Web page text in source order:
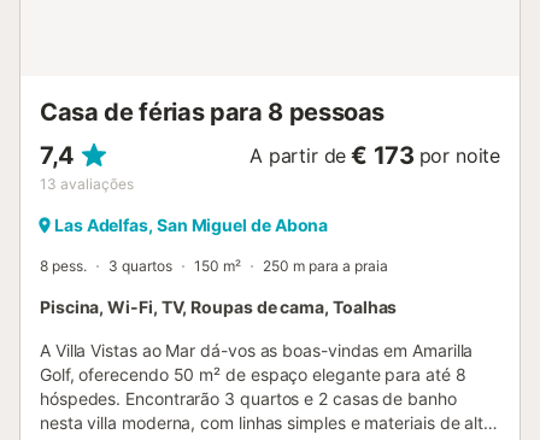
Casa de férias para 8 pessoas
7,4
13 avaliações
A partir de € 173 por noite
Las Adelfas, San Miguel de Abona
8 pess. 3 quartos 150 m² 250 m para a praia
Piscina, Wi-Fi, TV, Roupas de cama, Toalhas
A Villa Vistas ao Mar dá-vos as boas-vindas em Amarilla
Golf, oferecendo 50 m² de espaço elegante para até 8
hóspedes. Encontrarão 3 quartos e 2 casas de banho
nesta villa moderna, com linhas simples e materiais de alta